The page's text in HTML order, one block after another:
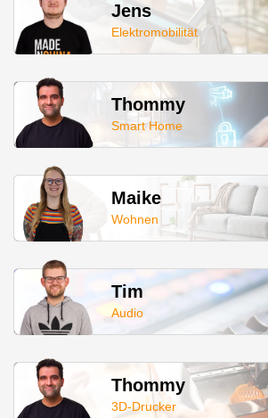
Jens
Elektromobilität
Thommy
Smart Home
Maike
Wohnen
Tim
Audio
Thommy
3D-Drucker